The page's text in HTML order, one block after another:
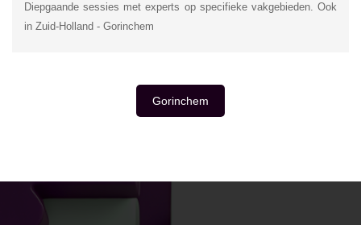
Diepgaande sessies met experts op specifieke vakgebieden. Ook
in Zuid-Holland - Gorinchem
Gorinchem
INSIDE INFORMATIE